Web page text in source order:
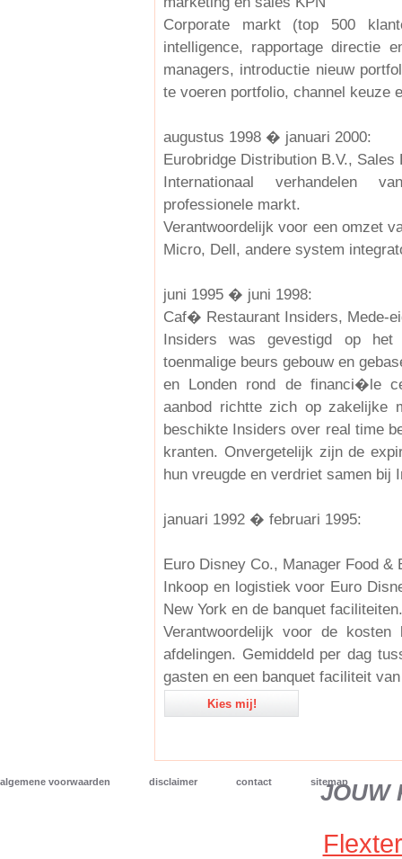
Corporate markt (top 500
intelligence, rapportage directie
managers, introductie nieuw
te voeren portfolio, channel keuze
augustus 1998 � januari 2000:
Eurobridge Distribution B.V., Sales
Internationaal verhandelen
professionele markt.
Verantwoordelijk voor een omzet
Micro, Dell, andere system
juni 1995 � juni 1998:
Caf� Restaurant Insiders, Mede-
Insiders was gevestigd op het
toenmalige beurs gebouw en
en Londen rond de financi�le
aanbod richtte zich op zakelijke
beschikte Insiders over real time
kranten. Onvergetelijk zijn de
hun vreugde en verdriet samen bij
januari 1992 � februari 1995:
Euro Disney Co., Manager Food &
Inkoop en logistiek voor Euro
New York en de banquet faciliteiten.
Verantwoordelijk voor de
afdelingen. Gemiddeld per dag
gasten en een banquet faciliteit
Kies mij!
algemene voorwaarden disclaimer contact sitemap
JOUW